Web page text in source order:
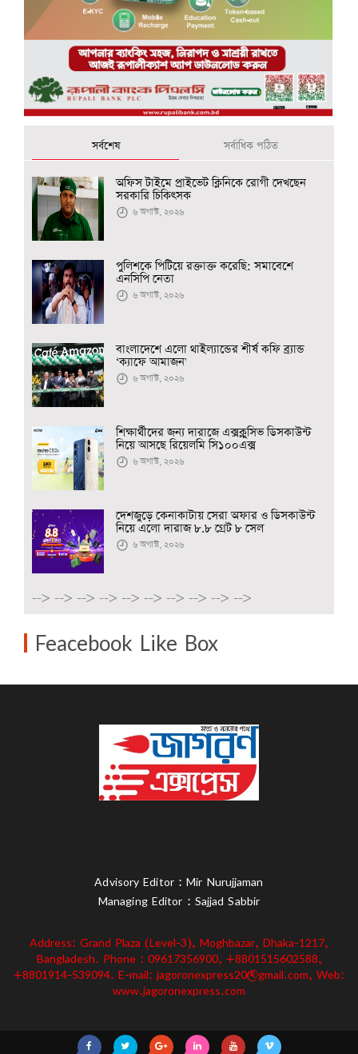
সর্বশেষ সর্বাধিক পঠিত
অফিস টাইমে প্রাইভেট ক্লিনিকে রোগী দেখছেন
সরকারি চিকিৎসক
৬ অগাস্ট, ২০২৬
পুলিশকে পিটিয়ে রক্তাক্ত করেছি: সমাবেশে
এনসিপি নেতা
৬ অগাস্ট, ২০২৬
বাংলাদেশে এলো থাইল্যান্ডের শীর্ষ কফি ব্র্যান্ড
‘ক্যাফে আমাজন'
৬ অগাস্ট, ২০২৬
শিক্ষার্থীদের জন্য দারাজে এক্সক্লুসিভ ডিসকাউন্ট
নিয়ে আসছে রিয়েলমি সি১০০এক্স
৬ অগাস্ট, ২০২৬
দেশজুড়ে কেনাকাটায় সেরা অফার ও ডিসকাউন্ট
নিয়ে এলো দারাজ ৮.৮ গ্রেট ৮ সেল
৬ অগাস্ট, ২০২৬
--> --> --> --> --> --> --> --> --> -->
Feacebook Like Box
Advisory Editor : Mir Nurujjaman
Managing Editor : Sajjad Sabbir
Address: Grand Plaza (Level-3), Moghbazar, Dhaka-1217,
Bangladesh. Phone : 09617356900, +8801515602588,
+8801914-539094. E-mail: jagoronexpress20@gmail.com, Web:
www.jagoronexpress.com